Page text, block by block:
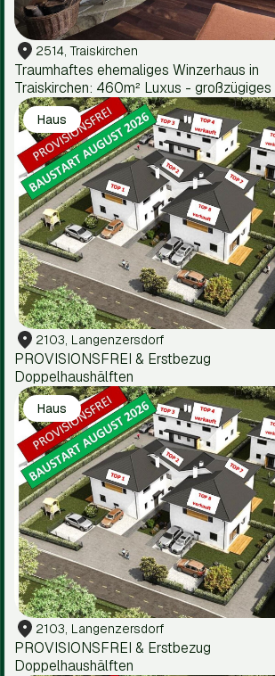
2514, Traiskirchen
Traumhaftes ehemaliges Winzerhaus in
Traiskirchen: 460m² Luxus - großzügiges
Haus
2103, Langenzersdorf
PROVISIONSFREI & Erstbezug
Doppelhaushälften
Haus
2103, Langenzersdorf
PROVISIONSFREI & Erstbezug
Doppelhaushälften